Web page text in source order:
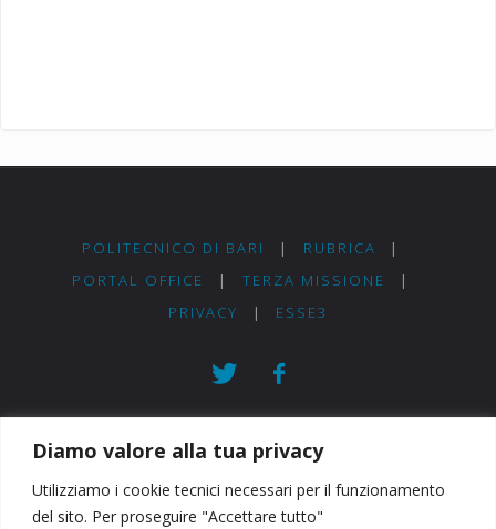
Diamo valore alla tua privacy
Utilizziamo i cookie tecnici necessari per il funzionamento
del sito. Per proseguire "Accettare tutto"
POLITECNICO DI BARI | RUBRICA
|
PORTAL OFFICE
| TERZA MISSIONE
|
PRIVACY
| ESSE3
dell'Informazione - Politecnico di Bari - Via E. Orabona 4
- 70125 Bari (BA) ITALY - Developed by Nicola Sasanelli